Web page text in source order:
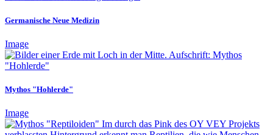
Germanische Neue Medizin
Image
Mythos "Hohlerde"
Image